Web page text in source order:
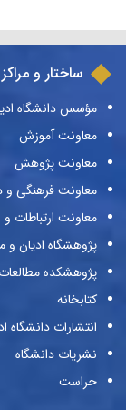
ساختار و
مؤسس دانشگاه
معاونت آموزش
معاونت پژوهش
معاونت فرهنگی و
معاونت ارتباطات و
پژوهشگاه ادیان
پژوهشکده
کتابخانه
انتشارات
نشریات دانشگاه
حراست